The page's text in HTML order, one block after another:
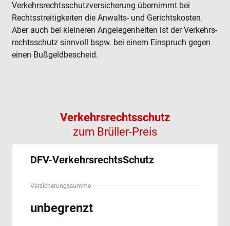
Verkehrs­rechtsschutz­versicherung übernimmt bei
Rechts­streitig­keiten die Anwalts- und Gericht­skosten.
Aber auch bei kleineren Ange­legen­heiten ist der Verkehrs­
rechts­schutz sinnvoll bspw. bei einem Einspruch gegen
einen Bußgeld­bescheid.
Verkehrsrechtsschutz
zum Brüller-Preis
DFV-VerkehrsrechtsSchutz
Versicherungssumme
unbegrenzt